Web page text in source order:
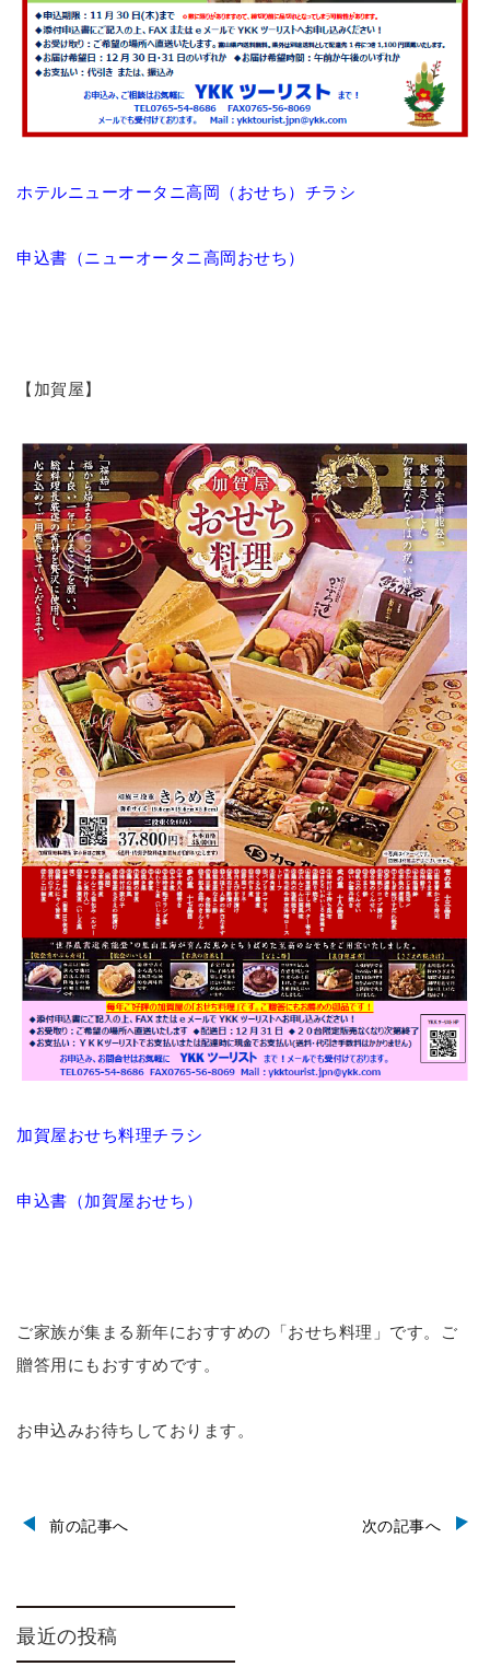
ホテルニューオータニ高岡（おせち）チラシ
申込書（ニューオータニ高岡おせち）
【加賀屋】
加賀屋おせち料理チラシ
申込書（加賀屋おせち）
ご家族が集まる新年におすすめの「おせち料理」です。ご
贈答用にもおすすめです。
お申込みお待ちしております。
前の記事へ 次の記事へ
最近の投稿